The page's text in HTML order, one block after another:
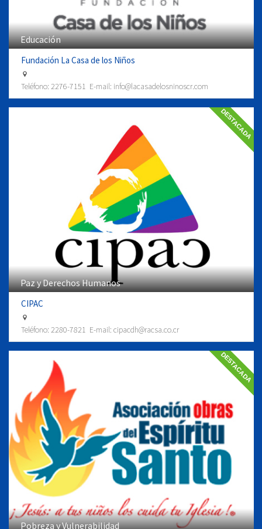
Educación
Fundación La Casa de los Niños
Teléfono: 2276-7151 E-mail: info@lacasadelosninoscr.com
DESTACADA
Paz y Derechos Humanos
CIPAC
Teléfono: 2280-7821 E-mail: cipacdh@racsa.co.cr
DESTACADA
Pobreza y Vulnerabilidad